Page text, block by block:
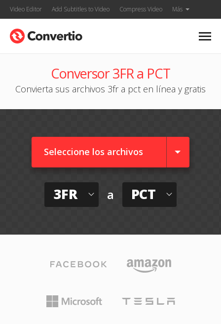
Video Editor Add Subtitles to Video Compress Video Más
Conversor 3FR a PCT
Convierta sus archivos 3fr a pct en línea y gratis
Seleccione los archivos
3FR a PCT